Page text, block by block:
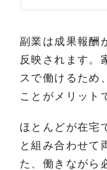
副業は成果報酬
反映されます。
スで働けるため
ことがメリット
ほとんどが在宅
と組み合わせて
た、働きながら